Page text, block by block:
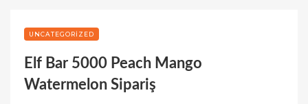
UNCATEGORIZED
Elf Bar 5000 Peach Mango
Watermelon Sipariş